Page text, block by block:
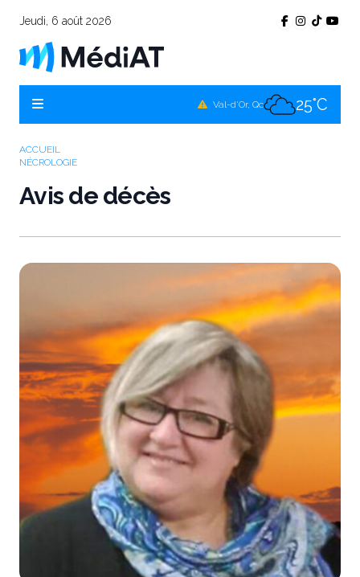
Jeudi, 6 août 2026
Val-d'Or, Qc 25°C
ACCUEIL
NÉCROLOGIE
Avis de décès